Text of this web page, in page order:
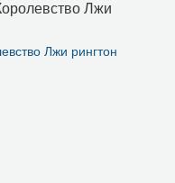
Лжи
Лжи рингтон